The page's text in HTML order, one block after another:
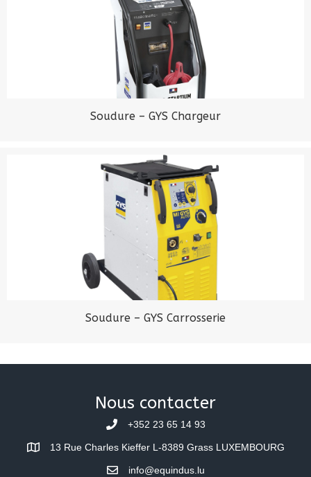
Soudure – GYS Chargeur
Soudure – GYS Carrosserie
Nous contacter
+352 23 65 14 93
13 Rue Charles Kieffer L-8389 Grass LUXEMBOURG
info@equindus.lu